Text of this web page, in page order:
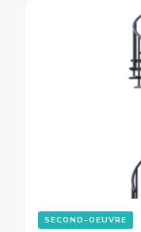
SECOND-OEUVRE